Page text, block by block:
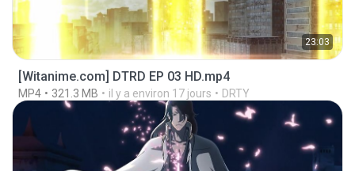
23:03
[Witanime.com] DTRD EP 03 HD.mp4
MP4 321.3 MB il y a environ 17 jours DRTY